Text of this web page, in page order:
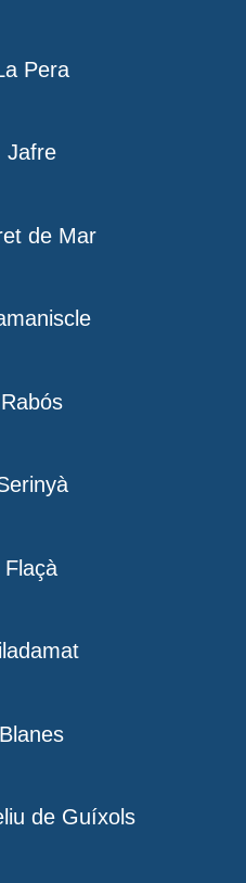
Pera
Jafre
de Mar
Rabós
Flaçà
Blanes
de Guíxols